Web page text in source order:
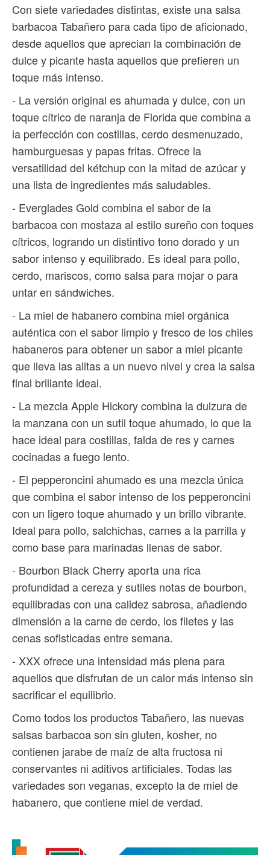
Con siete variedades distintas, existe una salsa
barbacoa Tabañero para cada tipo de aficionado,
desde aquellos que aprecian la combinación de
dulce y picante hasta aquellos que prefieren un
toque más intenso.
- La versión original es ahumada y dulce, con un
toque cítrico de naranja de Florida que combina a
la perfección con costillas, cerdo desmenuzado,
hamburguesas y papas fritas. Ofrece la
versatilidad del kétchup con la mitad de azúcar y
una lista de ingredientes más saludables.
- Everglades Gold combina el sabor de la
barbacoa con mostaza al estilo sureño con toques
cítricos, logrando un distintivo tono dorado y un
sabor intenso y equilibrado. Es ideal para pollo,
cerdo, mariscos, como salsa para mojar o para
untar en sándwiches.
- La miel de habanero combina miel orgánica
auténtica con el sabor limpio y fresco de los chiles
habaneros para obtener un sabor a miel picante
que lleva las alitas a un nuevo nivel y crea la salsa
final brillante ideal.
- La mezcla Apple Hickory combina la dulzura de
la manzana con un sutil toque ahumado, lo que la
hace ideal para costillas, falda de res y carnes
cocinadas a fuego lento.
- El pepperoncini ahumado es una mezcla única
que combina el sabor intenso de los pepperoncini
con un ligero toque ahumado y un brillo vibrante.
Ideal para pollo, salchichas, carnes a la parrilla y
como base para marinadas llenas de sabor.
- Bourbon Black Cherry aporta una rica
profundidad a cereza y sutiles notas de bourbon,
equilibradas con una calidez sabrosa, añadiendo
dimensión a la carne de cerdo, los filetes y las
cenas sofisticadas entre semana.
- XXX ofrece una intensidad más plena para
aquellos que disfrutan de un calor más intenso sin
sacrificar el equilibrio.
Como todos los productos Tabañero, las nuevas
salsas barbacoa son sin gluten, kosher, no
contienen jarabe de maíz de alta fructosa ni
conservantes ni aditivos artificiales. Todas las
variedades son veganas, excepto la de miel de
habanero, que contiene miel de verdad.